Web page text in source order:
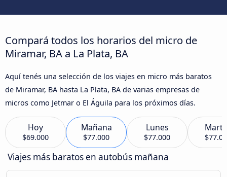
Compará todos los horarios del micro de
Miramar, BA a La Plata, BA
Aquí tenés una selección de los viajes en micro más baratos
de Miramar, BA hasta La Plata, BA de varias empresas de
micros como Jetmar o El Águila para los próximos días.
Hoy
$69.000
Mañana
$77.000
Lunes
$77.000
Viajes más baratos en autobús mañana